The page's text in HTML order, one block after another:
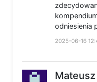
odniesienia
2025-06-16
Mateusz